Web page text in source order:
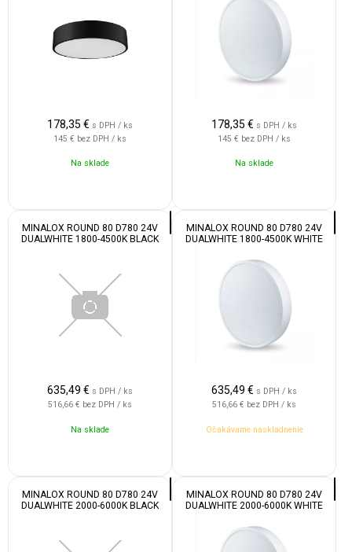
178,35 € s DPH / ks
145 € bez DPH / ks
Na sklade
178,35 € s DPH / ks
145 € bez DPH / ks
Na sklade
MINALOX ROUND 80 D780 24V
DUALWHITE 1800-4500K BLACK
635,49 € s DPH / ks
516,66 € bez DPH / ks
Na sklade
MINALOX ROUND 80 D780 24V
DUALWHITE 1800-4500K WHITE
635,49 € s DPH / ks
516,66 € bez DPH / ks
Očakávame naskladnenie
MINALOX ROUND 80 D780 24V
DUALWHITE 2000-6000K BLACK
MINALOX ROUND 80 D780 24V
DUALWHITE 2000-6000K WHITE